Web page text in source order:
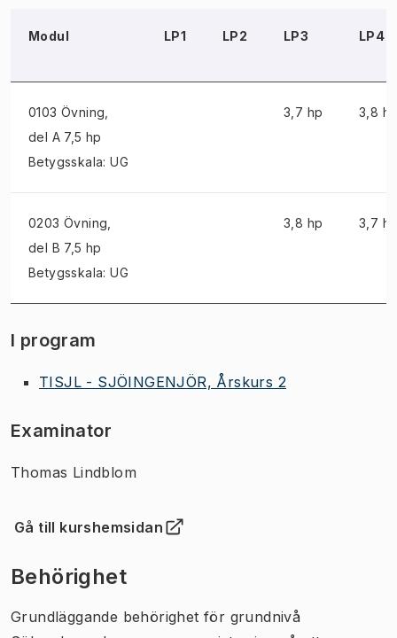
Modul LP1 LP2 LP3 LP4
0103 Övning
del A 7,5 hp
Betygsskala: UG
3,7 hp 3,8
0203 Övning
del B 7,5 hp
Betygsskala: UG
3,8 hp 3,7
I program
TISJL - SJÖINGENJÖR, Årskurs 2
Examinator
Thomas Lindblom
Gå till kurshemsidan
(Öppnas i ny flik)
Behörighet
Grundläggande behörighet för grundnivå